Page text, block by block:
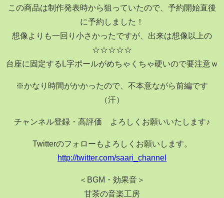
この商品は制作発表時から狙っていたので、予約開始直後
に予約しました！
想像よりも一回り小さかったですが、出来は想像以上の
☆☆☆☆☆
台座に固定するL字ポールがめちゃくちゃ硬いので要注意ｗ
※かなり時間がかかったので、不本意ながら前編です
（汗）
チャンネル登録・高評価 よろしくお願いいたします♪
Twitterのフォローもよろしくお願いします。
http://twitter.com/saari_channel
＜BGM・効果音＞
甘茶の音楽工房